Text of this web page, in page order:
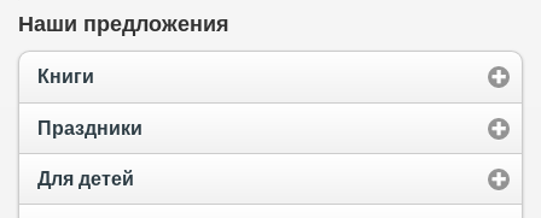
Наши предложения
Книги
Праздники
Для детей